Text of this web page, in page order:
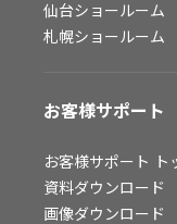
仙台ショールーム
札幌ショールーム
お客様サポート
お客様サポート ト
資料ダウンロード
画像ダウンロード